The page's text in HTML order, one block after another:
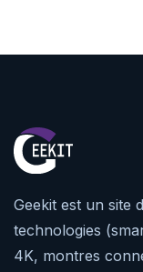
Geekit est un site
technologies
4K, montres